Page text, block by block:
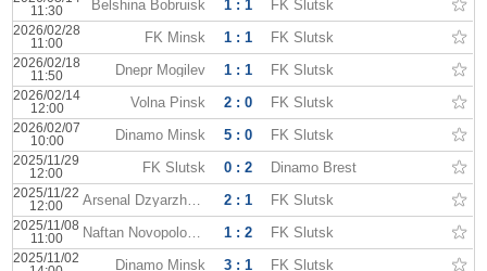
11:30
Belshina Bobruisk 1 : 1 FK Slutsk
2026/02/28
11:00
FK Minsk 1 : 1 FK Slutsk
2026/02/18
11:50
Dnepr Mogilev 1 : 1 FK Slutsk
2026/02/14
12:00
Volna Pinsk 2 : 0 FK Slutsk
2026/02/07
10:00
Dinamo Minsk 5 : 0 FK Slutsk
2025/11/29
12:00
FK Slutsk 0 : 2 Dinamo Brest
2025/11/22
12:00
Arsenal Dzyarzhynsk 2 : 1 FK Slutsk
2025/11/08
11:00
Naftan Novopolotsk 1 : 2 FK Slutsk
2025/11/02
Dinamo Minsk 3 : 1 FK Slutsk